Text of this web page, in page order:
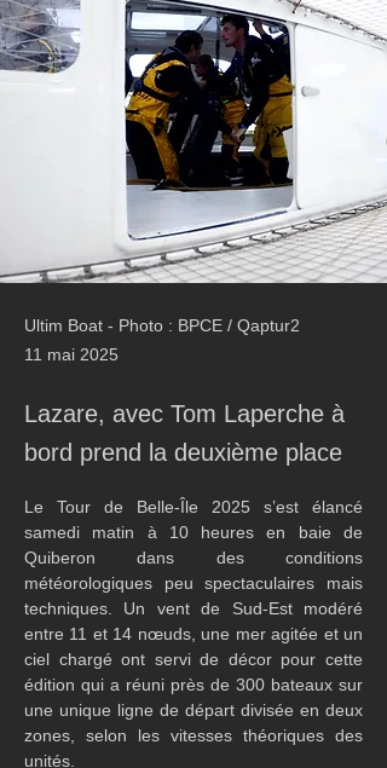
Ultim Boat - Photo : BPCE / Qaptur2
11 mai 2025
Lazare, avec Tom Laperche à
bord prend la deuxième place
Le Tour de Belle-Île 2025 s’est élancé
samedi matin à 10 heures en baie de
Quiberon dans des conditions
météorologiques peu spectaculaires mais
techniques. Un vent de Sud-Est modéré
entre 11 et 14 nœuds, une mer agitée et un
ciel chargé ont servi de décor pour cette
édition qui a réuni près de 300 bateaux sur
une unique ligne de départ divisée en deux
zones, selon les vitesses théoriques des
unités.